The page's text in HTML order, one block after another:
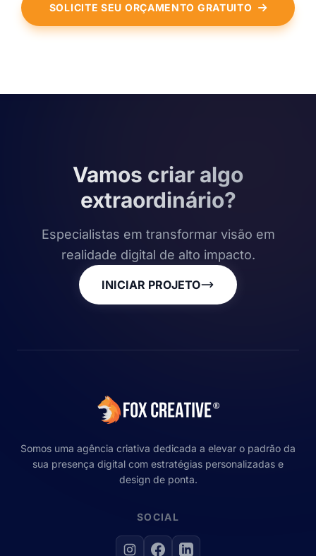
SOLICITE SEU ORÇAMENTO GRATUITO
Vamos criar algo
extraordinário?
Especialistas em transformar visão em
realidade digital de alto impacto.
INICIAR PROJETO
Somos uma agência criativa dedicada a elevar o padrão da
sua presença digital com estratégias personalizadas e
design de ponta.
SOCIAL